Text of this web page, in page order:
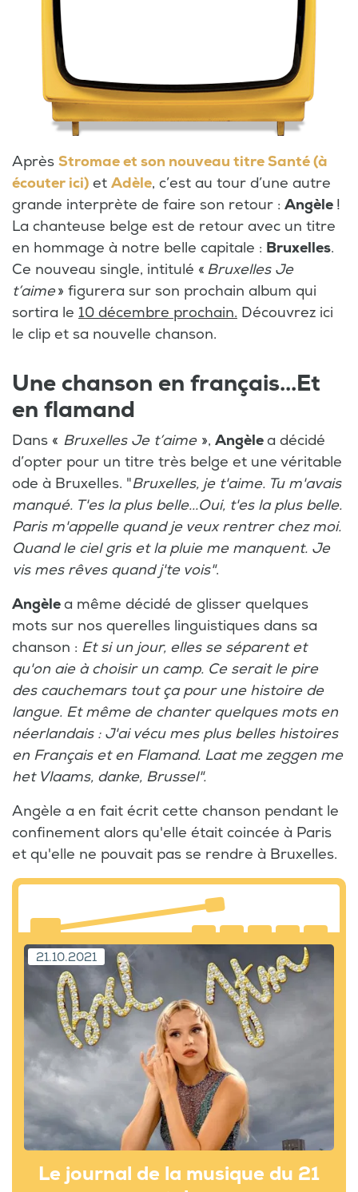
Après Stromae et son nouveau titre Santé (à
écouter ici) et Adèle, c’est au tour d’une autre
grande interprète de faire son retour : Angèle !
La chanteuse belge est de retour avec un titre
en hommage à notre belle capitale : Bruxelles.
Ce nouveau single, intitulé « Bruxelles Je
t’aime» figurera sur son prochain album qui
sortira le 10 décembre prochain. Découvrez ici
le clip et sa nouvelle chanson.
Une chanson en français...Et
en flamand
Dans « Bruxelles Je t’aime», Angèlea décidé
d’opter pour un titre très belge et une véritable
ode à Bruxelles. "Bruxelles, je t'aime. Tu m'avais
manqué. T'es la plus belle...Oui, t'es la plus belle.
Paris m'appelle quand je veux rentrer chez moi.
Quand le ciel gris et la pluie me manquent. Je
vis mes rêves quand j'te vois".
Angèlea même décidé de glisser quelques
mots sur nos querelles linguistiques dans sa
chanson : Et si un jour, elles se séparent et
qu'on aie à choisir un camp. Ce serait le pire
des cauchemars tout ça pour une histoire de
langue. Et même de chanter quelques mots en
néerlandais : J'ai vécu mes plus belles histoires
en Français et en Flamand. Laat me zeggen me
het Vlaams, danke, Brussel".
Angèle a en fait écrit cette chanson pendant le
confinement alors qu'elle était coincée à Paris
et qu'elle ne pouvait pas se rendre à Bruxelles.
21.10.2021
Le journal de la musique du 21